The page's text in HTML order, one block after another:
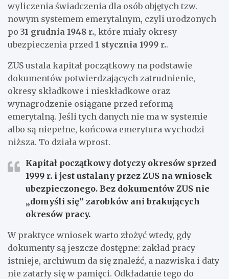
wyliczenia świadczenia dla osób objętych tzw.
nowym systemem emerytalnym, czyli urodzonych
po 31 grudnia 1948 r., które miały okresy
ubezpieczenia przed 1 stycznia 1999 r..
ZUS ustala kapitał początkowy na podstawie
dokumentów potwierdzających zatrudnienie,
okresy składkowe i nieskładkowe oraz
wynagrodzenie osiągane przed reformą
emerytalną. Jeśli tych danych nie ma w systemie
albo są niepełne, końcowa emerytura wychodzi
niższa. To działa wprost.
Kapitał początkowy dotyczy okresów sprzed
1999 r. i jest ustalany przez ZUS na wniosek
ubezpieczonego. Bez dokumentów ZUS nie
„domyśli się” zarobków ani brakujących
okresów pracy.
W praktyce wniosek warto złożyć wtedy, gdy
dokumenty są jeszcze dostępne: zakład pracy
istnieje, archiwum da się znaleźć, a nazwiska i daty
nie zatarły się w pamięci. Odkładanie tego do